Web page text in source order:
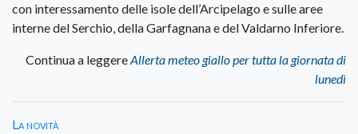
con interessamento delle isole dell’Arcipelago e sulle aree
interne del Serchio, della Garfagnana e del Valdarno Inferiore.
Continua a leggereAllerta meteo giallo per tutta la giornata di
lunedì
La novità